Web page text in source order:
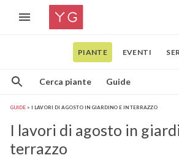
PIANTE EVENTI
Cerca piante Guide
GUIDE I LAVORI DI AGOSTO IN GIARDINO E IN TERRAZZO
I lavori di agosto in
terrazzo